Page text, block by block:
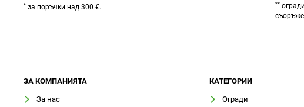
* за поръчки над 300 €. **
ЗA КОМПАНИЯТА
За нас
КАТЕГОРИИ
Огради